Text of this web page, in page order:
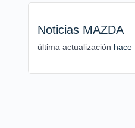
Noticias MAZDA
última actualización hace